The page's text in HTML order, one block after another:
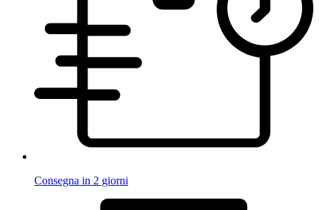
Consegna in 2 giorni